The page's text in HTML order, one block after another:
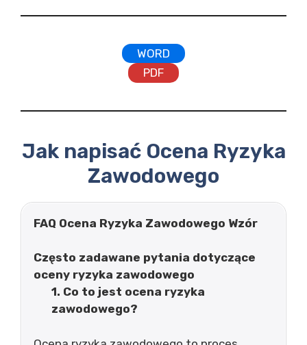
WORD
PDF
Jak napisać Ocena Ryzyka
Zawodowego
FAQ Ocena Ryzyka Zawodowego Wzór
Często zadawane pytania dotyczące
oceny ryzyka zawodowego
1. Co to jest ocena ryzyka
zawodowego?